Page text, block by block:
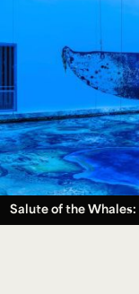
Salute of the Whales: